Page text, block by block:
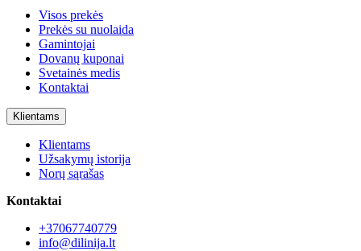
Visos prekės
Prekės su nuolaida
Gamintojai
Dovanų kuponai
Svetainės medis
Kontaktai
Klientams
Klientams
Užsakymų istorija
Norų sąrašas
Kontaktai
+37067740779
info@dilinija.lt